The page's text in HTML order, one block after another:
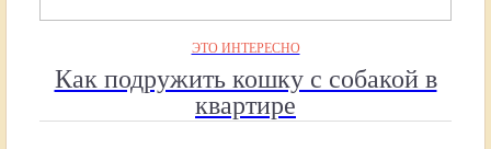
ЭТО ИНТЕРЕСНО
Как подружить кошку с собакой в
квартире